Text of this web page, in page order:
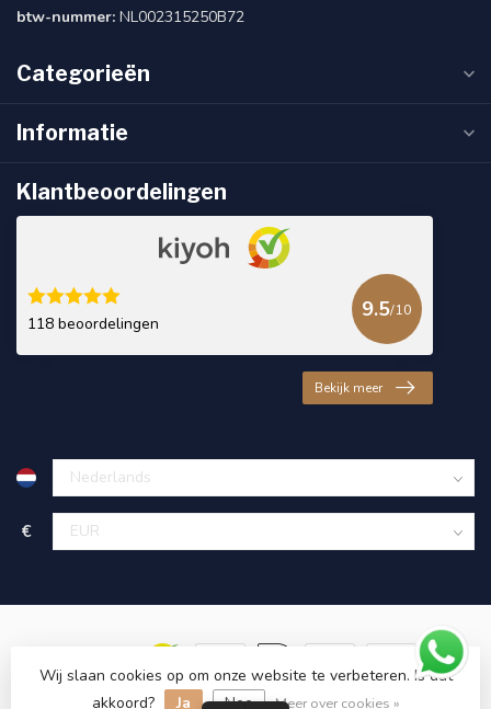
btw-nummer: NL002315250B72
Categorieën
Informatie
Klantbeoordelingen
118 beoordelingen
9.5/10
Bekijk meer
€
© Copyright 2026 KING Microschroeven
Wij slaan cookies op om onze website te verbeteren. Is dat
akkoord?
Ja Nee Meer over cookies »